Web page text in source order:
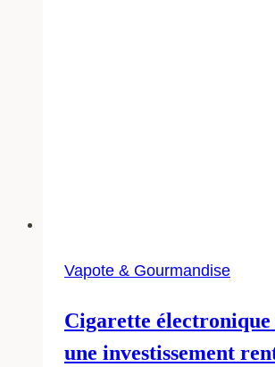
Vapote & Gourmandise
Cigarette électronique
une investissement